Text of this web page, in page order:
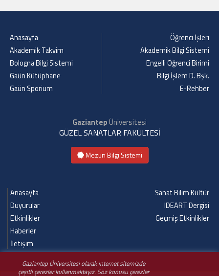
Gaziantep Üniversitesi olarak internet sitemizde
çeşitli çerezler kullanmaktayız. Söz konusu çerezler
Anasayfa
Akademik Takvim
Bologna Bilgi Sistemi
Gaün Kütüphane
Gaün Sporium
Öğrenci İşleri
Akademik Bilgi Sistemi
Engelli Öğrenci Birimi
Bilgi İşlem D. Bşk.
E-Rehber
GaziantepÜniversitesi
GÜZEL SANATLAR FAKÜLTESİ
Mezun Bilgi Sistemi
Anasayfa
Duyurular
Etkinlikler
Haberler
İletişim
Sanat Bilim Kültür
IDEART Dergisi
Geçmiş Etkinlikler